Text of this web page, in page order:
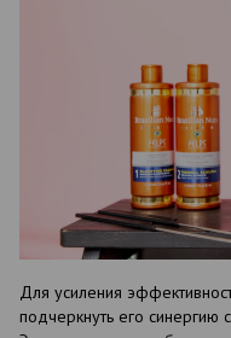
Для усиления
подчеркнуть его